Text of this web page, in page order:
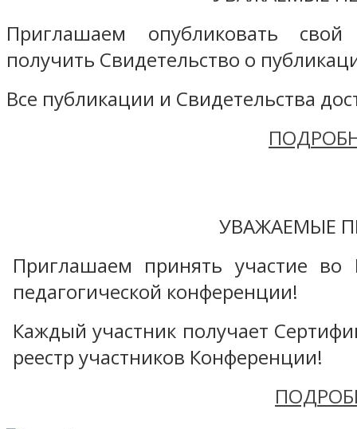
Приглашаем опубликовать
получить Свидетельство о
Все публикации и Свидетельства
УВАЖАЕМЫЕ
Приглашаем принять участие во
педагогической конференции!
Каждый участник получает
реестр участников Конференции!